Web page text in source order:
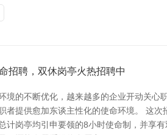
招聘，双休岗亭火热招聘中
境的不断优化，越来越多的企业开动关心
者提供愈加东谈主性化的使命环境。 这
计岗亭均引申要领的8小时使命制，并享